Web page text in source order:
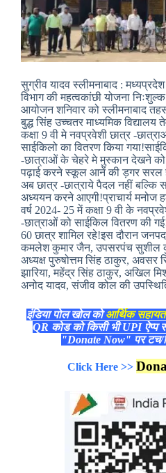
सुग्रीव यादव स्लीमनाबाद :
विभाग की महत्वकांछी योजना
आयोजन शनिवार को स्लीमनाबाद
बुद्ध सिंह उच्चतर माध्यमिक विद्यालय
कक्षा 9 वी मे नवप्रवेशी छात्र -
साईकिलो का वितरण किया
-छात्राओं के चेहरे मे मुस्कान देखने को
पढ़ाई करने स्कूल आनें की ड़गर सरल
अब छात्र -छात्राये पैदल नहीं
अध्ययन करने आएगी!प्राचार्य मनोज
वर्ष 2024- 25 में कक्षा 9 वी के
-छात्राओं को साईकिल वितरण की
60 छात्र शामिल रहे!इस दौरान
कमलेश कुमार जैन, उपसरपंच सुशील
अध्यक्ष पुरुषोत्तम सिंह ठाकुर, अवसर
झारिया, महेंद्र सिंह ठाकुर, अखिल
अनोद यादव, संजीव कोल की
इंडिया पोल खोल कोआर्थिक
QR कोड को किसी भी UPI
"Donate Now" पर
Click Here >>